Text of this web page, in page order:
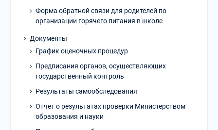
Форма обратной связи для родителей по
организации горячего питания в школе
Документы
График оценочных процедур
Предписания органов, осуществляющих
государственный контроль
Результаты самообследования
Отчет о результатах проверки Министерством
образования и науки